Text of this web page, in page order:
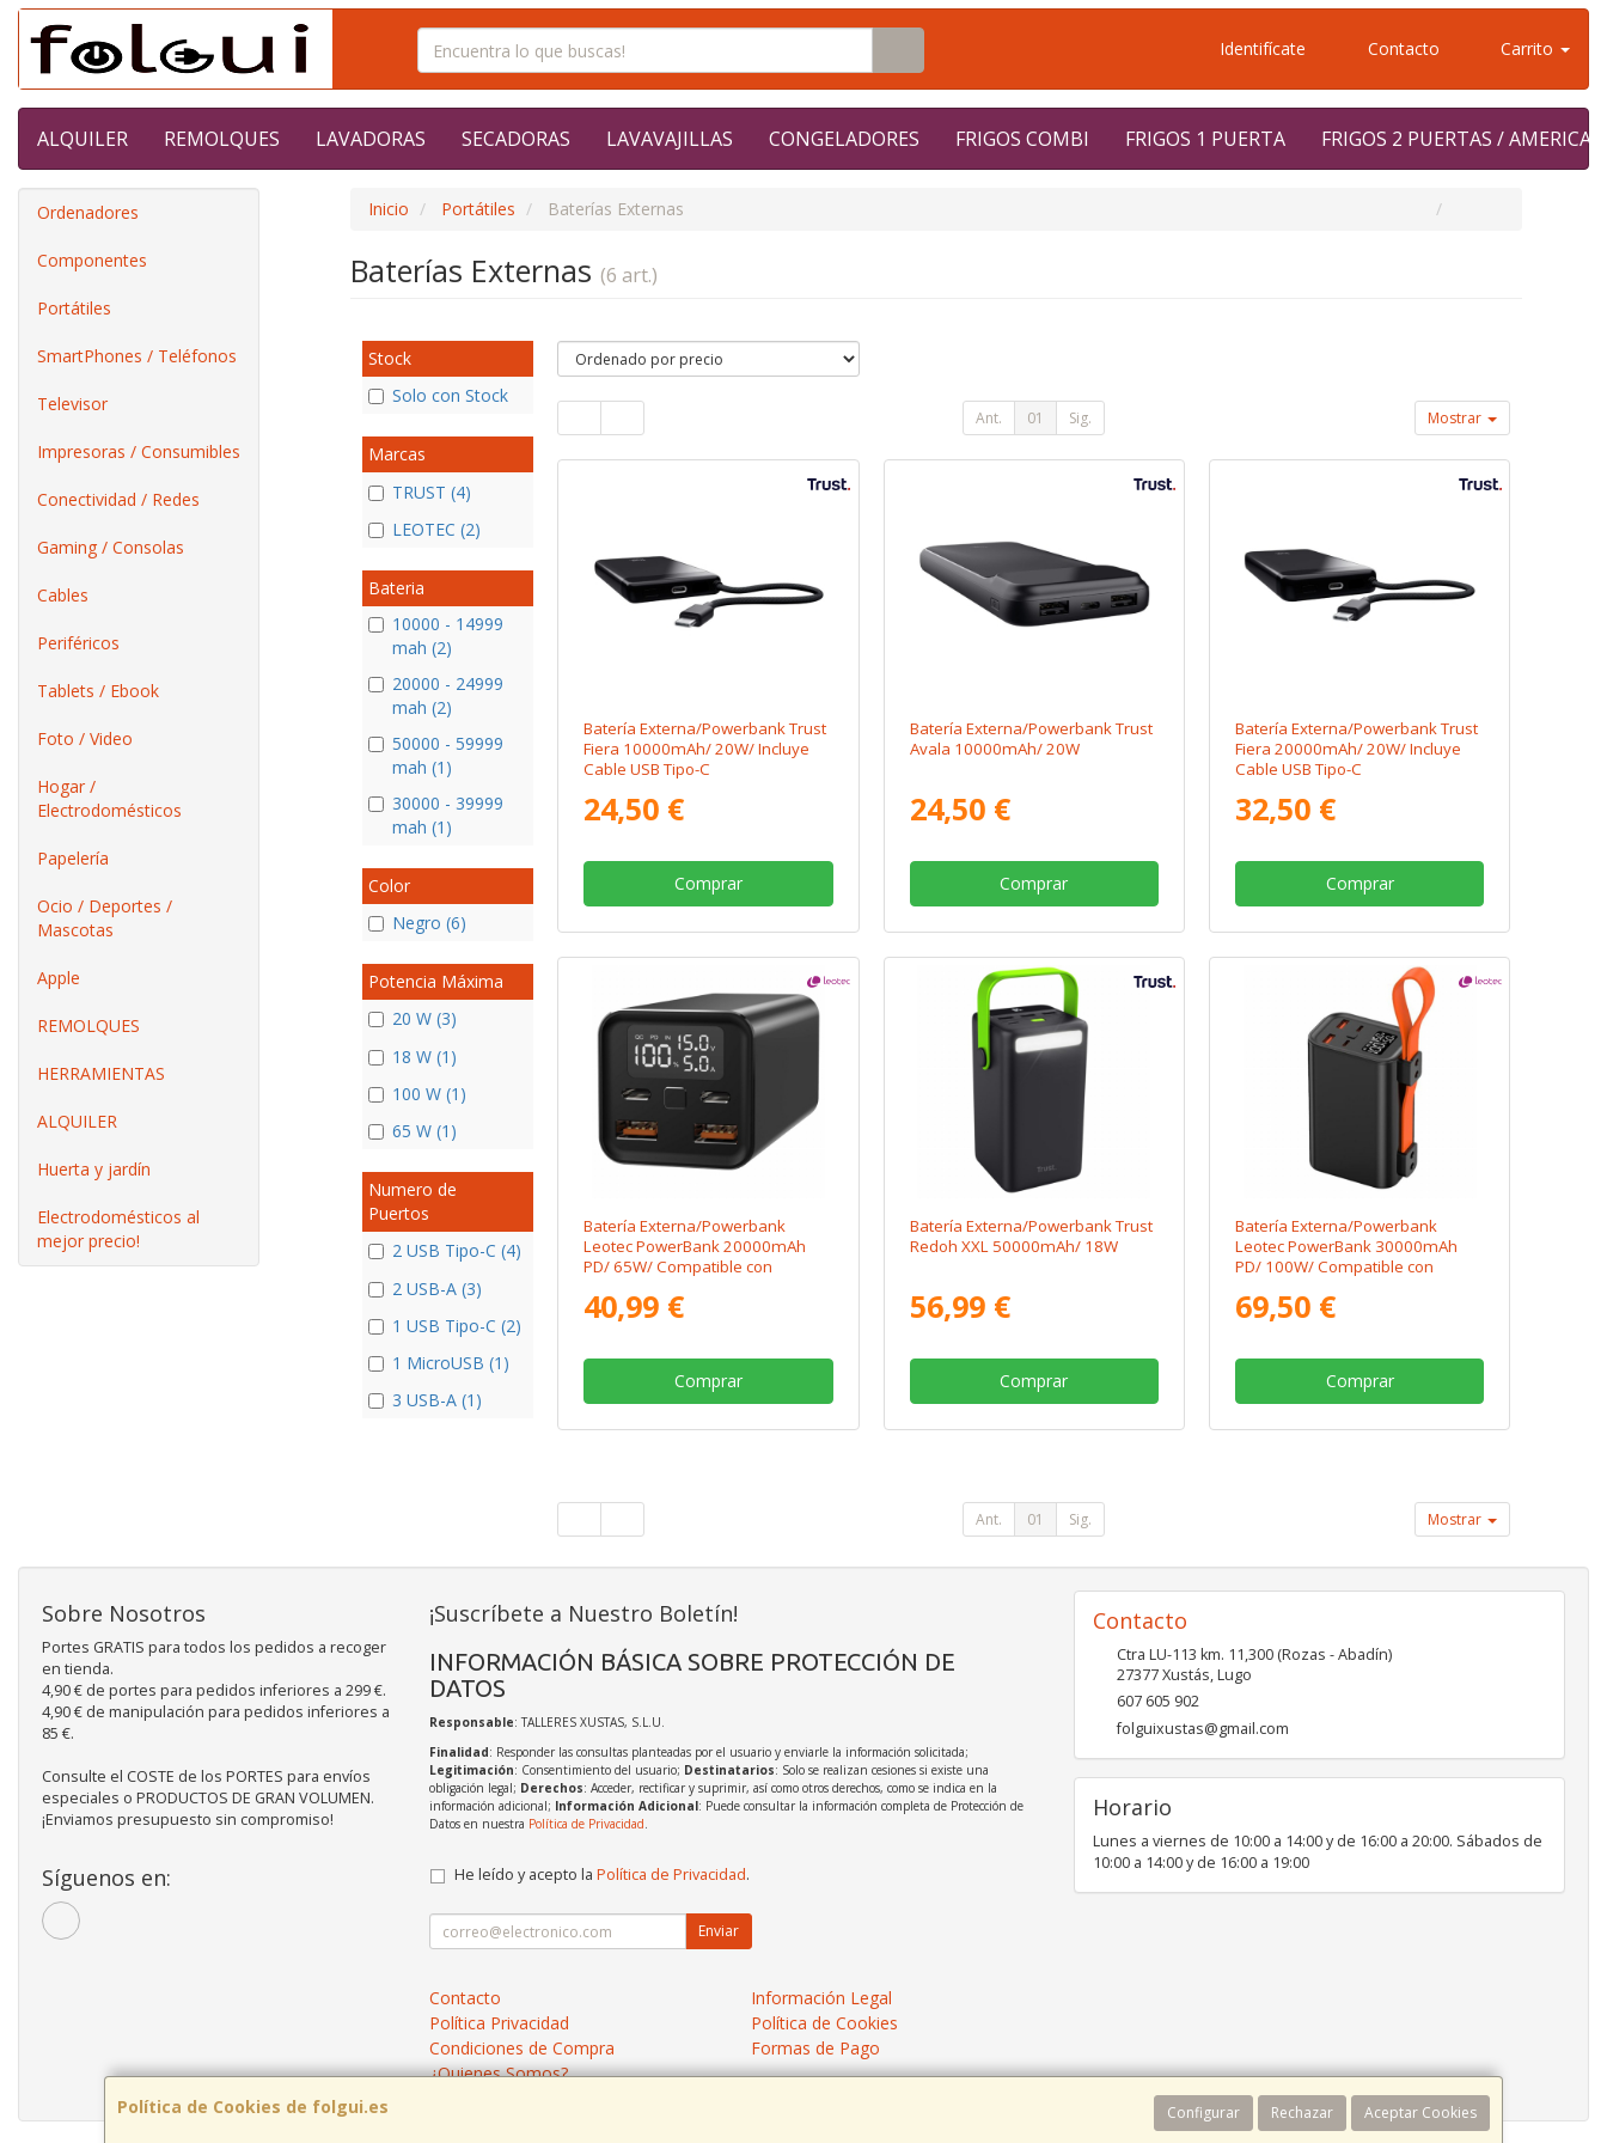
Identifícate Contacto Carrito
ALQUILER REMOLQUES LAVADORAS SECADORAS LAVAVAJILLAS CONGELADORES FRIGOS COMBI FRIGOS 1 PUERTA FRIGOS 2 PUERTAS /
Ordenadores
Componentes
Portátiles
SmartPhones / Teléfonos
Televisor
Impresoras / Consumibles
Conectividad / Redes
Gaming / Consolas
Cables
Periféricos
Tablets / Ebook
Foto / Video
Hogar /
Electrodomésticos
Papelería
Ocio / Deportes /
Mascotas
Apple
REMOLQUES
HERRAMIENTAS
ALQUILER
Huerta y jardín
Electrodomésticos al
mejor precio!
Inicio Portátiles Baterías Externas
Baterías Externas (6 art.)
Stock
Solo con Stock
Marcas
TRUST (4)
LEOTEC (2)
Bateria
10000 - 14999
mah (2)
20000 - 24999
mah (2)
50000 - 59999
mah (1)
30000 - 39999
mah (1)
Color
Negro (6)
Potencia Máxima
20 W (3)
18 W (1)
100 W (1)
65 W (1)
Numero de
Puertos
2 USB Tipo-C (4)
2 USB-A (3)
1 USB Tipo-C (2)
1 MicroUSB (1)
3 USB-A (1)
Ant. 01 Sig. Mostrar
Batería Externa/Powerbank Trust
Fiera 10000mAh/ 20W/ Incluye
Cable USB Tipo-C
24,50 €
Comprar
Batería Externa/Powerbank Trust
Avala 10000mAh/ 20W
24,50 €
Comprar
Batería Externa/Powerbank Trust
Fiera 20000mAh/ 20W/ Incluye
Cable USB Tipo-C
32,50 €
Comprar
Batería Externa/Powerbank
Leotec PowerBank 20000mAh
PD/ 65W/ Compatible con
40,99 €
Comprar
Batería Externa/Powerbank Trust
Redoh XXL 50000mAh/ 18W
56,99 €
Comprar
Batería Externa/Powerbank
Leotec PowerBank 30000mAh
PD/ 100W/ Compatible con
69,50 €
Comprar
Ant. 01 Sig. Mostrar
Política de Cookies de folgui.es Configurar Rechazar Aceptar Cookies
Sobre Nosotros
Portes GRATIS para todos los pedidos a recoger
en tienda.
4,90 € de portes para pedidos inferiores a 299 €.
4,90 € de manipulación para pedidos inferiores a
85 €.
Consulte el COSTE de los PORTES para envíos
especiales o PRODUCTOS DE GRAN VOLUMEN.
¡Enviamos presupuesto sin compromiso!
Síguenos en:
¡Suscríbete a Nuestro Boletín!
INFORMACIÓN BÁSICA SOBRE PROTECCIÓN DE
DATOS
Responsable: TALLERES XUSTAS, S.L.U.
Finalidad: Responder las consultas planteadas por el usuario y enviarle la información solicitada;
Legitimación: Consentimiento del usuario; Destinatarios: Solo se realizan cesiones si existe una
obligación legal; Derechos: Acceder, rectificar y suprimir, así como otros derechos, como se indica en la
información adicional; Información Adicional: Puede consultar la información completa de Protección de
Datos en nuestra Política de Privacidad.
He leído y acepto la Política de Privacidad.
Enviar
Contacto
Información Legal
Política Privacidad
Política de Cookies
Condiciones de Compra
Formas de Pago
¿Quienes Somos?
Contacto
Ctra LU-113 km. 11,300 (Rozas - Abadín)
27377Xustás,Lugo
607 605 902
folguixustas@gmail.com
Horario
Lunes a viernes de 10:00 a 14:00 y de 16:00 a 20:00. Sábados de
10:00 a 14:00 y de 16:00 a 19:00